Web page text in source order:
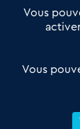
Réseau 3C
proximité et
Reprendre
Vous
Vous